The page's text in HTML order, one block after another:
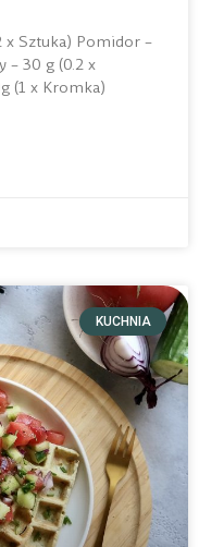
x Sztuka) Pomidor –
– 30 g (0.2 x
(1 x Kromka)
KUCHNIA